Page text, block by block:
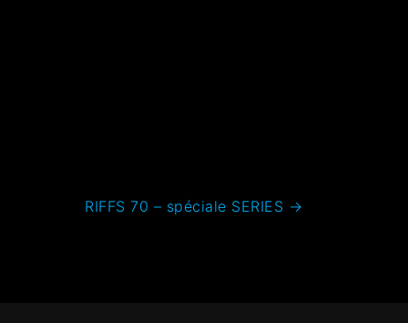
RIFFS 70 – spéciale SERIES →